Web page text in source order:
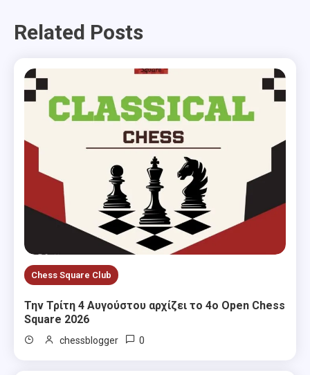
Related Posts
Chess Square Club
Την Τρίτη 4 Αυγούστου αρχίζει το 4ο Open Chess
Square 2026
chessblogger 0